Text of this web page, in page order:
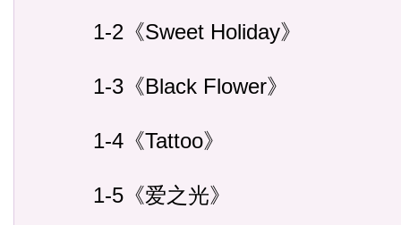
1-2《Sweet Holiday》
1-3《Black Flower》
1-4《Tattoo》
1-5《爱之光》